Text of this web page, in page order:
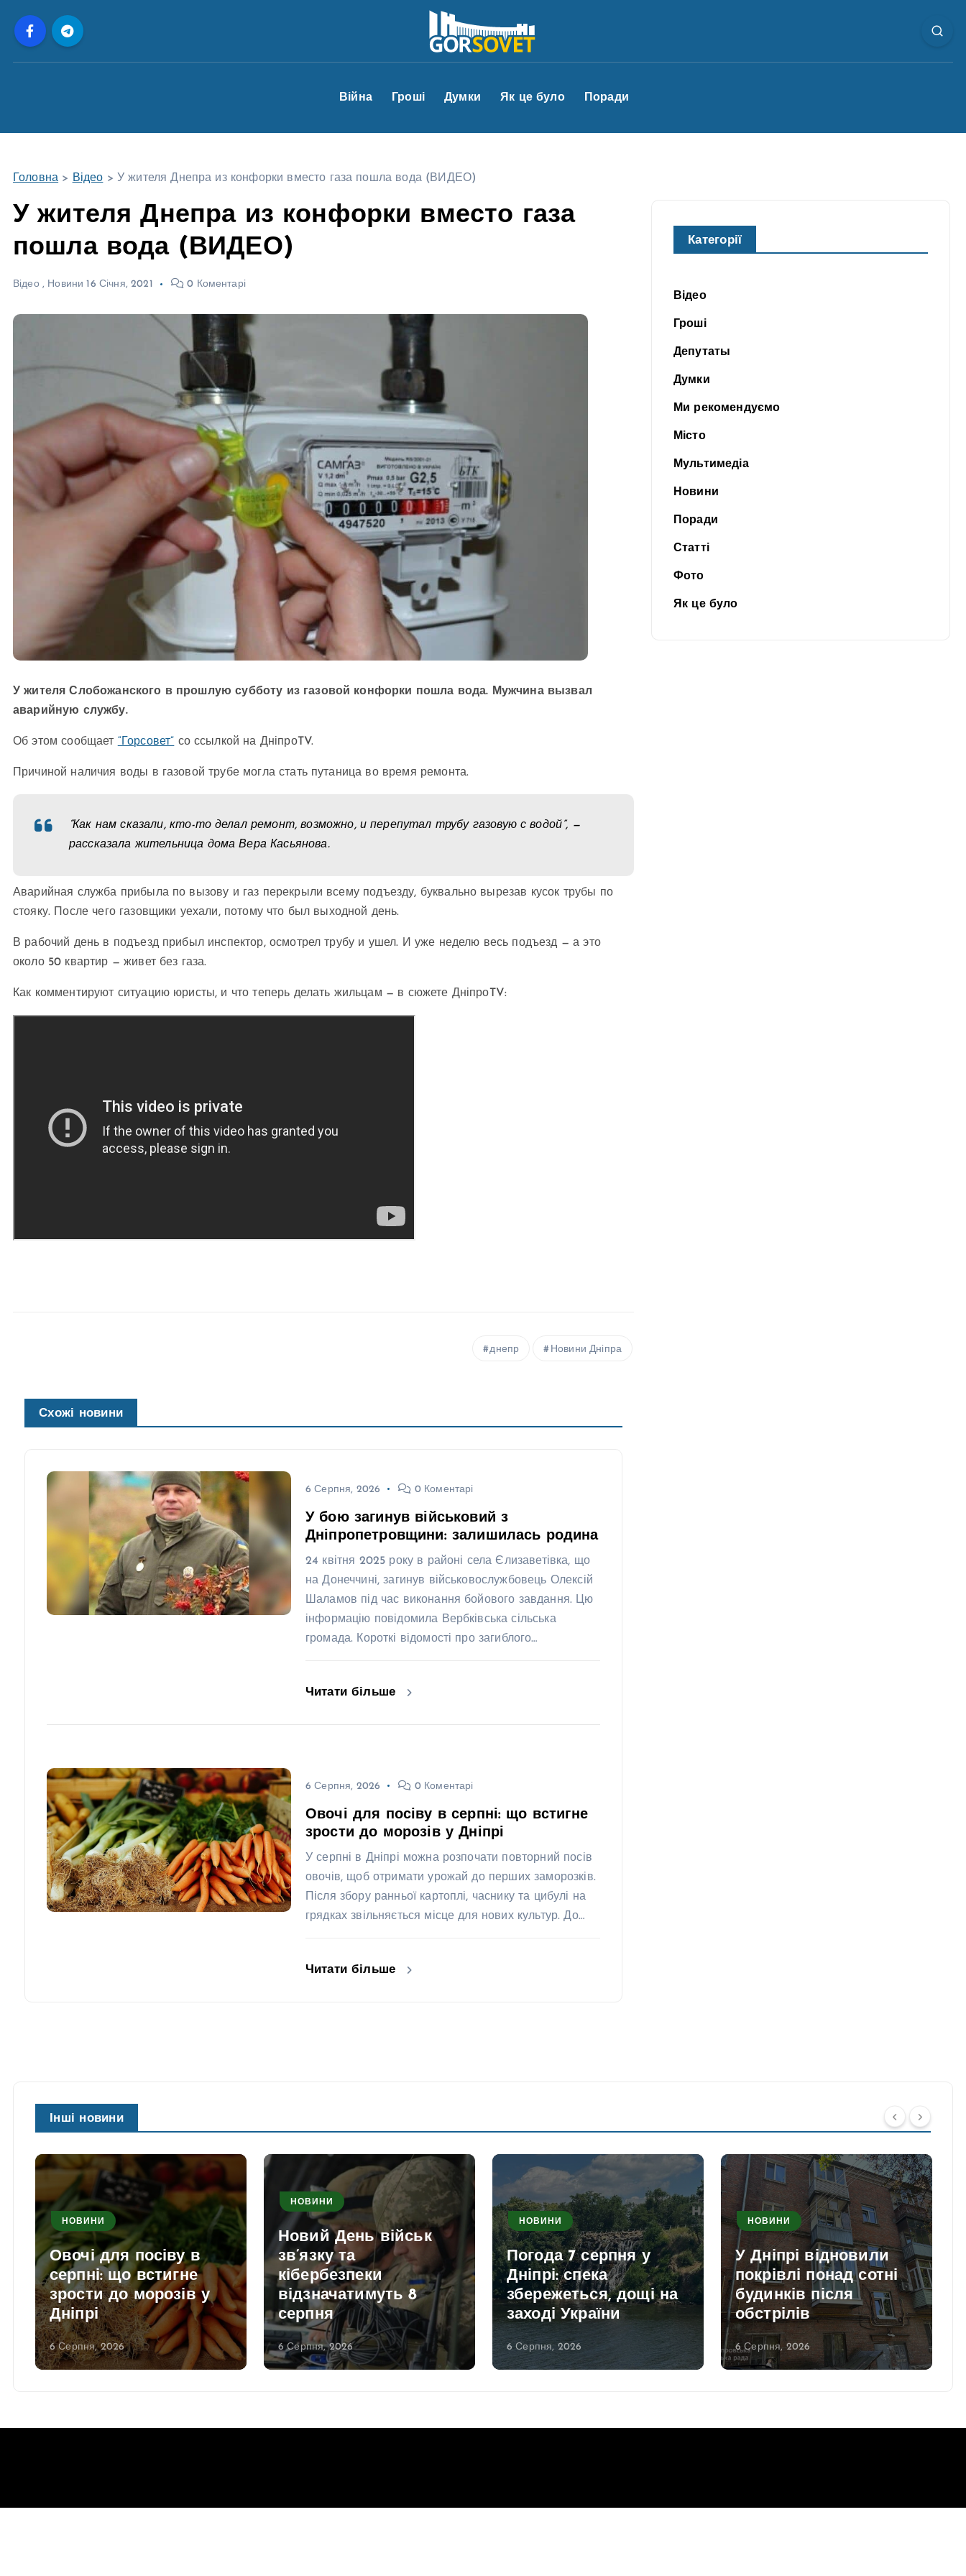
Війна Гроші Думки Як це було Поради
Головна > Відео > У жителя Днепра из конфорки вместо газа пошла вода (ВИДЕО)
У жителя Днепра из конфорки вместо газа
пошла вода (ВИДЕО)
Відео, Новини 16 Січня, 2021 0 Коментарі
У жителя Слобожанского в прошлую субботу из газовой конфорки пошла вода. Мужчина вызвал
аварийную службу.
Об этом сообщает “Горсовет” со ссылкой на ДніпроTV.
Причиной наличия воды в газовой трубе могла стать путаница во время ремонта.
“Как нам сказали, кто-то делал ремонт, возможно, и перепутал трубу газовую с водой”, —
рассказала жительница дома Вера Касьянова.
Аварийная служба прибыла по вызову и газ перекрыли всему подъезду, буквально вырезав кусок трубы по
стояку. После чего газовщики уехали, потому что был выходной день.
В рабочий день в подъезд прибыл инспектор, осмотрел трубу и ушел. И уже неделю весь подъезд — а это
около 50 квартир — живет без газа.
Как комментируют ситуацию юристы, и что теперь делать жильцам — в сюжете ДніпроTV:
днепр Новини Дніпра
Схожі новини
6 Серпня, 2026 0 Коментарі
У бою загинув військовий з
Дніпропетровщини: залишилась родина
24 квітня 2025 року в районі села Єлизаветівка, що
на Донеччині, загинув військовослужбовець Олексій
Шаламов під час виконання бойового завдання. Цю
інформацію повідомила Вербківська сільська
громада. Короткі відомості про загиблого…
Читати більше
6 Серпня, 2026 0 Коментарі
Овочі для посіву в серпні: що встигне
зрости до морозів у Дніпрі
У серпні в Дніпрі можна розпочати повторний посів
овочів, щоб отримати урожай до перших заморозків.
Після збору ранньої картоплі, часнику та цибулі на
грядках звільняється місце для нових культур. До…
Читати більше
Категорії
Відео
Гроші
Депутаты
Думки
Ми рекомендуємо
Місто
Мультимедіа
Новини
Поради
Статті
Фото
Як це було
Інші новини
НОВИНИ
Овочі для посіву в
серпні: що встигне
зрости до морозів у
Дніпрі
6 Серпня, 2026
НОВИНИ
Новий День військ
зв’язку та
кібербезпеки
відзначатимуть 8
серпня
6 Серпня, 2026
НОВИНИ
Погода 7 серпня у
Дніпрі: спека
збережеться, дощі на
заході України
6 Серпня, 2026
НОВИНИ
У Дніпрі відновили
покрівлі понад сотні
будинків після
обстрілів
6 Серпня, 2026